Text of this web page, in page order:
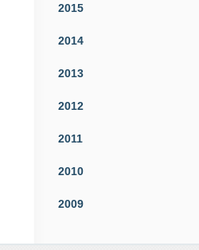
2015
2014
2013
2012
2011
2010
2009